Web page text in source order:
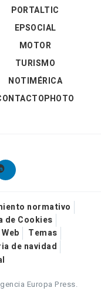
PORTALTIC
EPSOCIAL
MOTOR
TURISMO
NOTIMÉRICA
normativo
de Cookies
Temas
de navidad
Europa Press.